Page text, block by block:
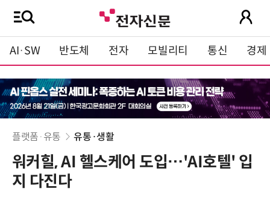
AI·SW 반도체 전자 모빌리티 통신 경제
플랫폼·유통 유통·생활
워커힐, AI 헬스케어 도입…'AI호텔' 입
지 다진다